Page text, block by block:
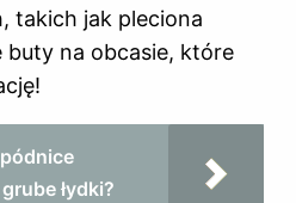
takich jak pleciona
na obcasie, które
łydki?